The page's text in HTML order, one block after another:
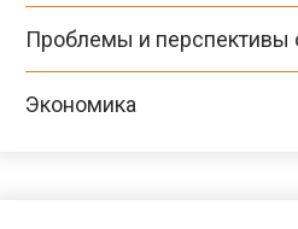
Проблемы и перспективы
Экономика